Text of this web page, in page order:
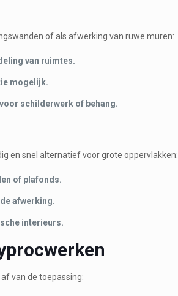
of als afwerking van ruwe muren:
van ruimtes.
mogelijk.
schilderwerk of behang.
en snel alternatief voor grote oppervlakken:
of plafonds.
afwerking.
interieurs.
van de toepassing: